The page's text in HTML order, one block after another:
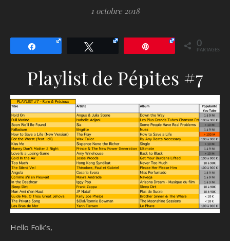
1 octobre 2018
0
PARTAGES
Playlist de Pépites #7
Hello Folk’s,